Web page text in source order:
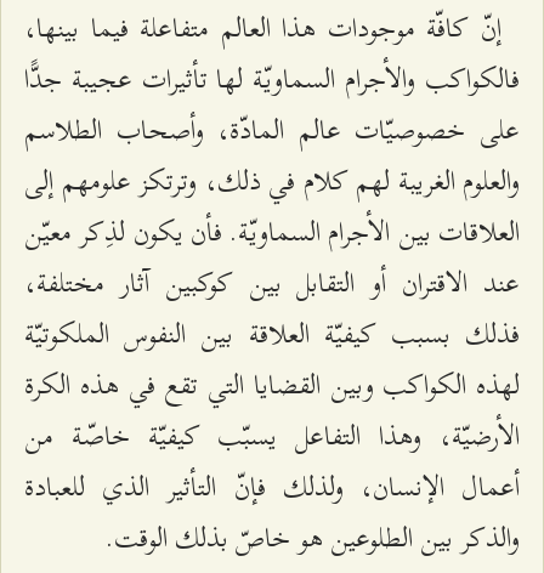
إنّ كافّة موجودات هذا العالم متفاعلة فيما بينها،
فالكواكب والأجرام السماويّة لها تأثيرات عجيبة جدًّا
على خصوصيّات عالم المادّة، وأصحاب الطلاسم
والعلوم الغريبة لهم كلام في ذلك، وترتكز علومهم إلى
العلاقات بين الأجرام السماويّة. فأن يكون لذِكر معيّن
عند الاقتران أو التقابل بين كوكبين آثار مختلفة،
فذلك بسبب كيفيّة العلاقة بين النفوس الملكوتيّة
لهذه الكواكب وبين القضايا التي تقع في هذه الكرة
الأرضيّة، وهذا التفاعل يسبّب كيفيّة خاصّة من
أعمال الإنسان، ولذلك فإنّ التأثير الذي للعبادة
والذكر بين الطلوعين هو خاصّ بذلك الوقت.